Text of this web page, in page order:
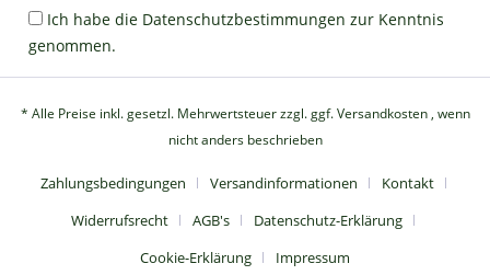
Ich habe die Datenschutzbestimmungen zur Kenntnis
genommen.
* Alle Preise inkl. gesetzl. Mehrwertsteuer zzgl.ggf. Versandkosten, wenn
nicht anders beschrieben
Zahlungsbedingungen Versandinformationen
Kontakt
Widerrufsrecht
AGB's
Datenschutz-Erklärung
Cookie-Erklärung
Impressum